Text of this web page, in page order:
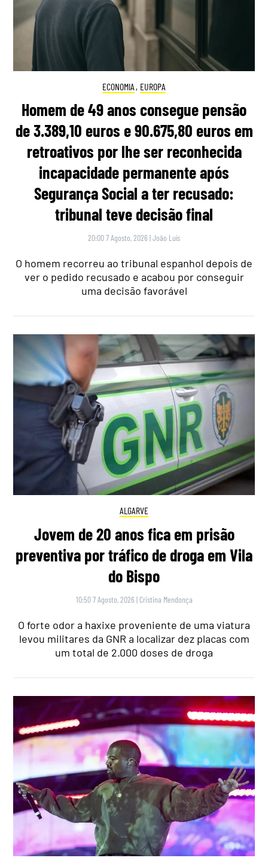
ECONOMIA , EUROPA
Homem de 49 anos consegue pensão
de 3.389,10 euros e 90.675,80 euros em
retroativos por lhe ser reconhecida
incapacidade permanente após
Segurança Social a ter recusado:
tribunal teve decisão final
20:00 7 Agosto, 2026 |João Luís
O homem recorreu ao tribunal espanhol depois de
ver o pedido recusado e acabou por conseguir
uma decisão favorável
ALGARVE
Jovem de 20 anos fica em prisão
preventiva por tráfico de droga em Vila
do Bispo
10:50 7 Agosto, 2026 | Cristina Mendonça
O forte odor a haxixe proveniente de uma viatura
levou militares da GNR a localizar dez placas com
um total de 2.000 doses de droga